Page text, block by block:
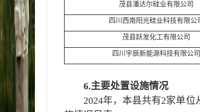
茂县潘达尔硅业有限公司
四川西南阳光硅业科技有限公
茂县跃发化工有限公司
四川宇辰新能源科技有限公司
6.主要处置设施情况
2024年，本县共有2家单位